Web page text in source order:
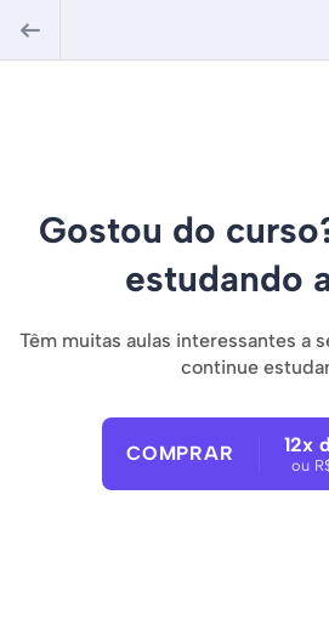
Gostou do
estudando
Têm muitas aulas interessantes a
continue
COMPRAR 12x
ou